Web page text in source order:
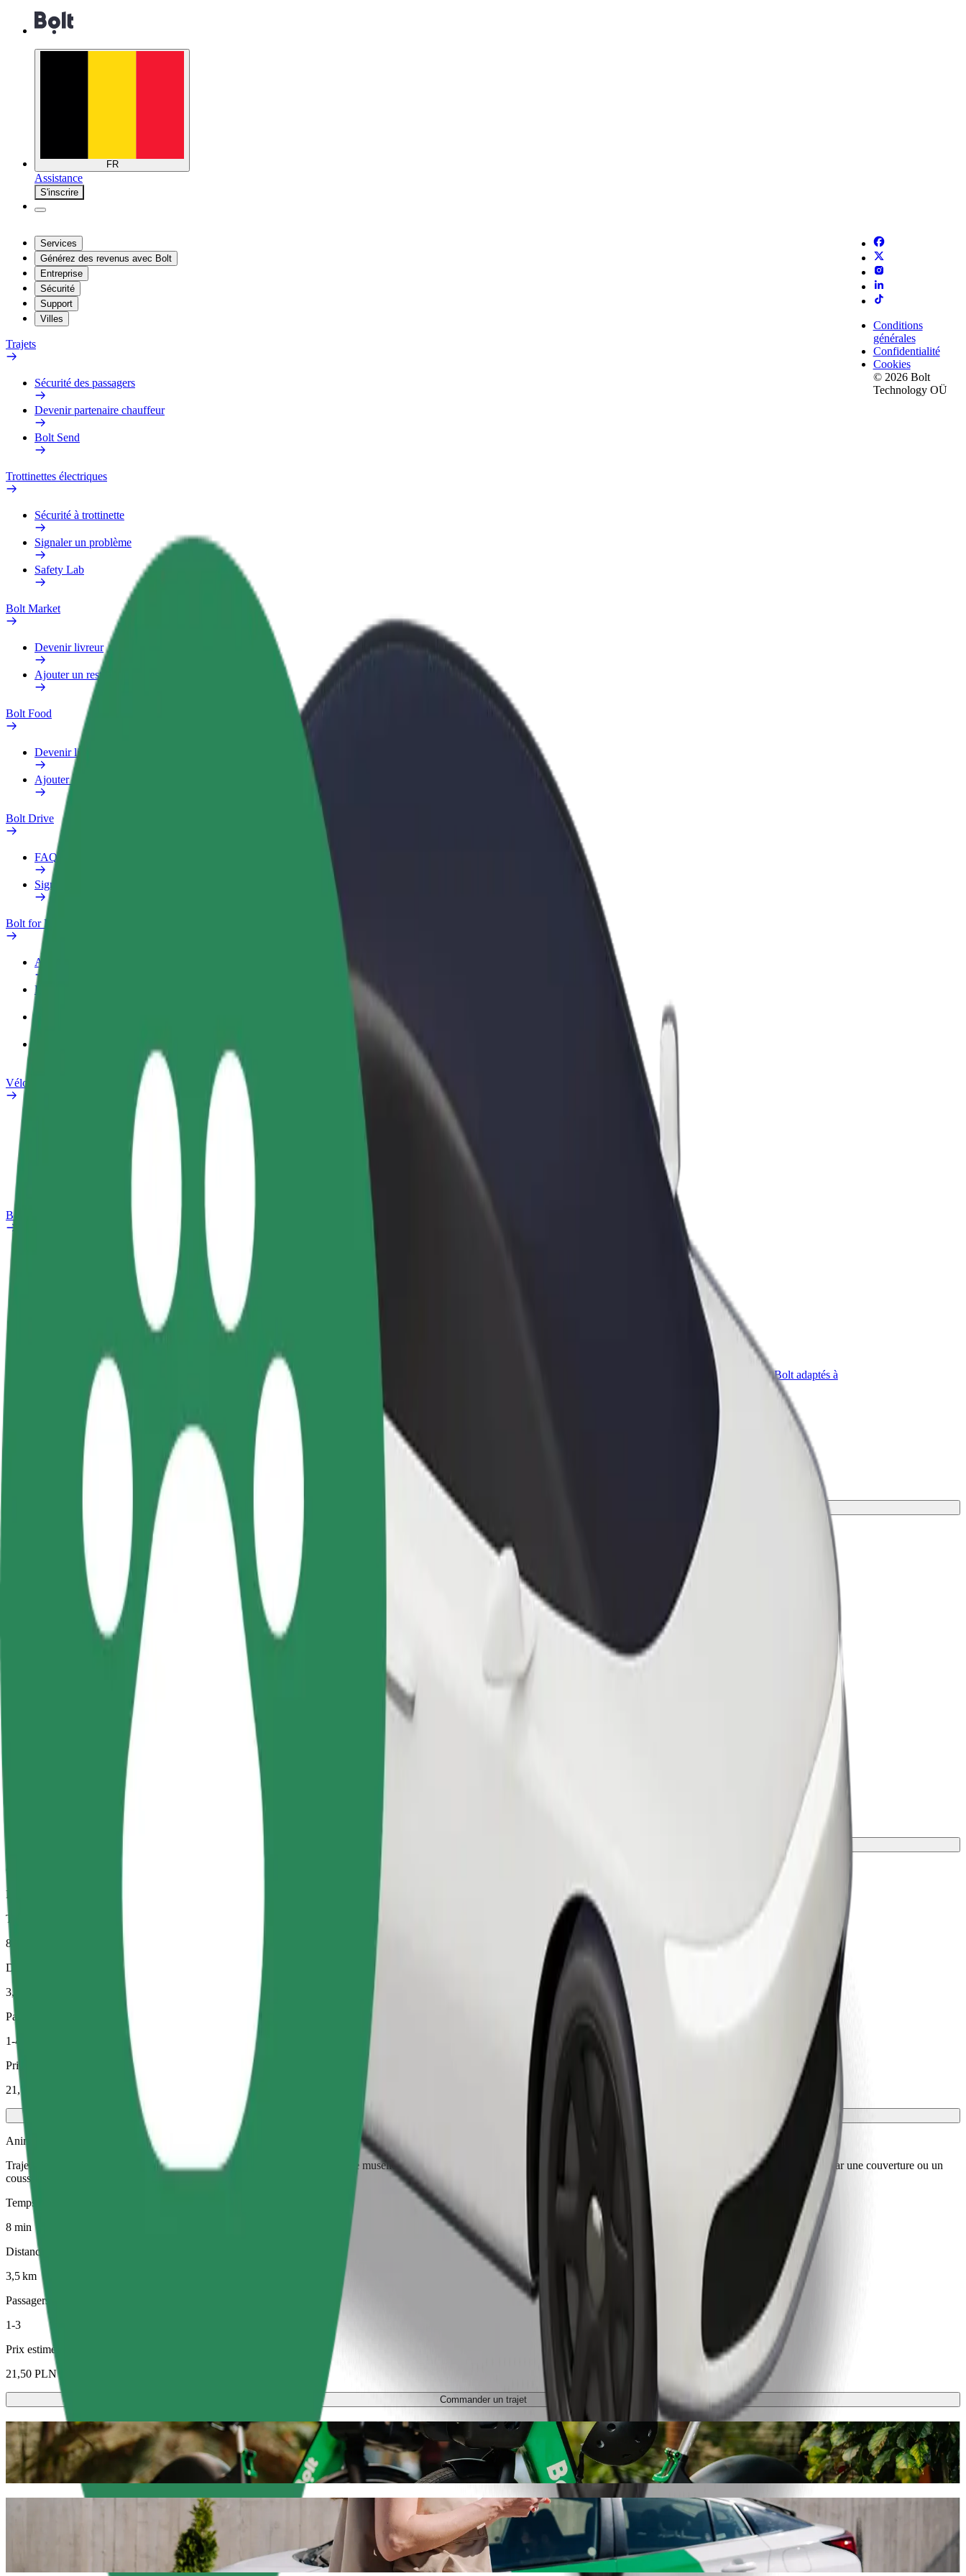
FR
Assistance
S'inscrire
Services
Générez des revenus avec Bolt
Entreprise
Sécurité
Support
Villes
Trajets
Sécurité des passagers
Devenir partenaire chauffeur
Bolt Send
Trottinettes électriques
Sécurité à trottinette
Signaler un problème
Safety Lab
Bolt Market
Devenir livreur
Ajouter un restaurant ou un magasin
Bolt Food
Devenir livreur
Ajouter un restaurant ou un magasin
Bolt Drive
FAQ
Signaler un véhicule
Bolt for Business
Avantages
Profil professionnel
Vélos électriques
Bolt Plus
Devenir partenaire chauffeur
Générez des revenus selon
vos conditions
Livrez des repas et générez des revenus
Atteignez plus de clients et
Bolt for Business
Produits et services Bolt adaptés à
votre entreprise
Conditions
générales
Confidentialité
Cookies
© 2026 Bolt
Technology OÜ
Comment se rendre de Hala Urania à Szpital MSWiA
À la recherche du meilleur trajet entre Hala Urania et Szpital MSWiA ? Explorez nos services et trouvez celui qui vous convient le mieux.
Télécharger l'appli
Praticité et confort, en quelques clics !
Trajets fiables dans des voitures classiques de taille moyenne.
Confort
Des voitures plus grandes avec plus d'espace pour les jambes et plus de rangement
Temps de trajet estimé
8 min
Distance estimée
3,5 km
Passagers
1-4
Prix estimé
21,70 PLN
Animaux de compagnie
Trajets pour vous et votre animal de compagnie. Les chiens doivent porter une muselière, les petits animaux doivent être dans une cage de transport, et les sièges doivent être protégés par une couverture ou un
coussin.
Temps de trajet estimé
8 min
Distance estimée
3,5 km
Passagers
1-3
Prix estimé
21,50 PLN
Commander un trajet
Trottinettes ou vélos électriques
Déplacez-vous à Olsztyn à trottinette ou à vélo électrique
Télécharger l'appli Bolt
Déplacez-vous de Hala Urania à Szpital MSWiA avec Bolt
Nous vous recommandons de choisir un trajet avec chauffeur Bolt si vous recherchez le meilleur prix pour aller à Szpital MSWiA. Avec Bolt, ce trajet prendra environ 8 min et coûtera environ 15,30 PLN PLN.
Quelle que soit l'occasion, nous trouverons le véhicule idéal pour vous.